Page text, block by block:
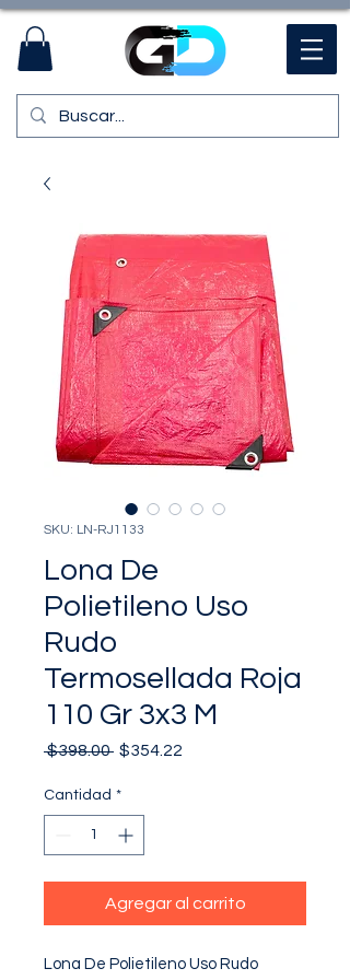
SKU: LN-RJ1133
Lona De
Polietileno Uso
Rudo
Termosellada Roja
110 Gr 3x3 M
$398.00 Precio
$354.22
Cantidad *
Agregar al carrito
Lona De Polietileno Uso Rudo